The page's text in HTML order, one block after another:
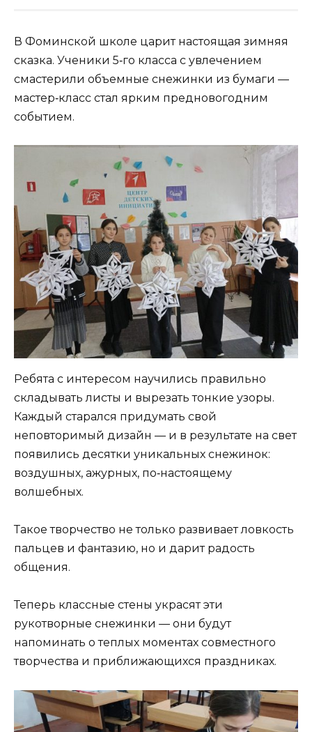
В Фоминской школе царит настоящая зимняя
сказка. Ученики 5‑го класса с увлечением
смастерили объемные снежинки из бумаги —
мастер‑класс стал ярким предновогодним
событием.
Ребята с интересом научились правильно
складывать листы и вырезать тонкие узоры.
Каждый старался придумать свой
неповторимый дизайн — и в результате на свет
появились десятки уникальных снежинок:
воздушных, ажурных, по‑настоящему
волшебных.
Такое творчество не только развивает ловкость
пальцев и фантазию, но и дарит радость
общения.
Теперь классные стены украсят эти
рукотворные снежинки — они будут
напоминать о теплых моментах совместного
творчества и приближающихся праздниках.